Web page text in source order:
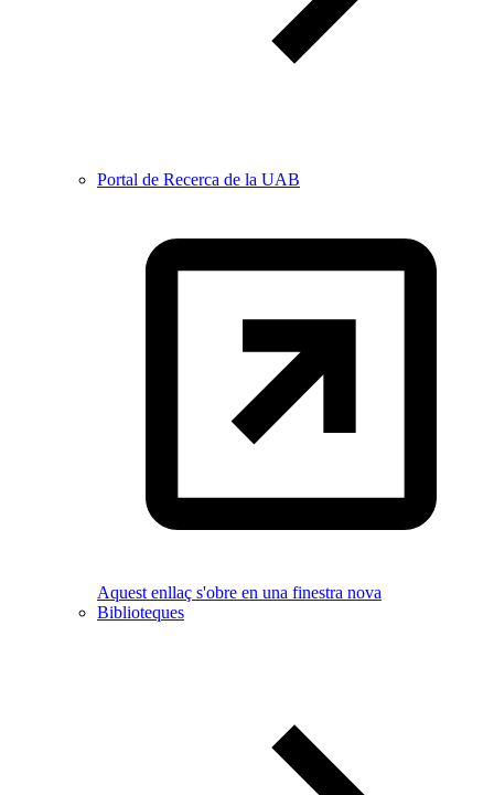
Portal de Recerca de la UAB
Aquest enllaç s'obre en una finestra nova
Biblioteques